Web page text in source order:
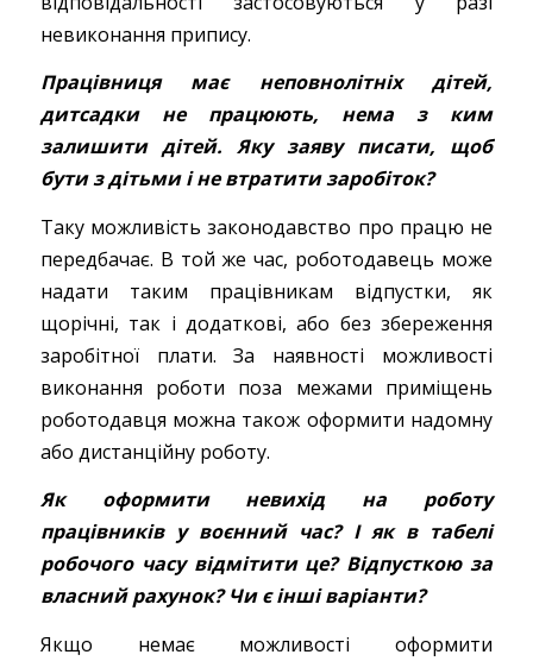
невиконання припису.
Працівниця має неповнолітніх дітей,
дитсадки не працюють, нема з ким
залишити дітей. Яку заяву писати, щоб
бути з дітьми і не втратити заробіток?
Таку можливість законодавство про працю не
передбачає. В той же час, роботодавець може
надати таким працівникам відпустки, як
щорічні, так і додаткові, або без збереження
заробітної плати. За наявності можливості
виконання роботи поза межами приміщень
роботодавця можна також оформити надомну
або дистанційну роботу.
Як оформити невихід на роботу
працівників у воєнний час? І як в табелі
робочого часу відмітити це? Відпусткою за
власний рахунок? Чи є інші варіанти?
Якщо немає можливості оформити